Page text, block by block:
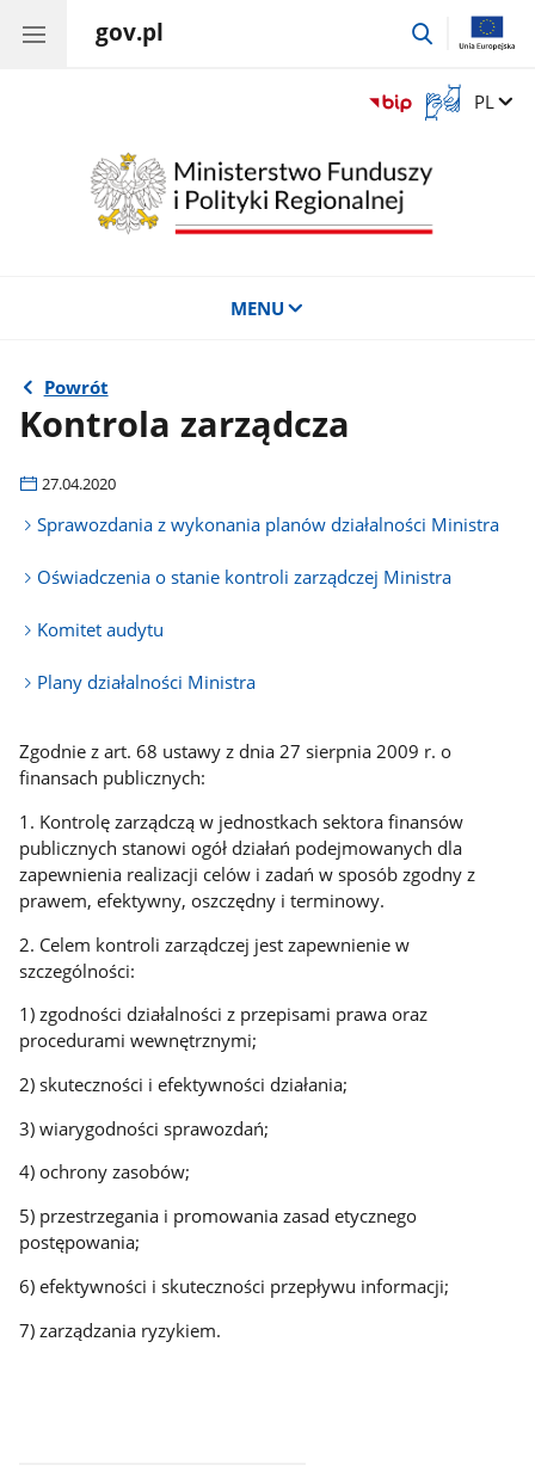
gov.pl
przejdź
Otwórz
okno
tłumaczem
migowego
Zmień
PL
MENU
Powrót
Kontrola zarządcza
27.04.2020
Sprawozdania z wykonania planów działalności Ministra
Oświadczenia o stanie kontroli zarządczej Ministra
Komitet audytu
Plany działalności Ministra
Zgodnie z art. 68 ustawy z dnia 27 sierpnia 2009 r. o
finansach publicznych:
1. Kontrolę zarządczą w jednostkach sektora finansów
publicznych stanowi ogół działań podejmowanych dla
zapewnienia realizacji celów i zadań w sposób zgodny z
prawem, efektywny, oszczędny i terminowy.
2. Celem kontroli zarządczej jest zapewnienie w
szczególności:
1) zgodności działalności z przepisami prawa oraz
procedurami wewnętrznymi;
2) skuteczności i efektywności działania;
3) wiarygodności sprawozdań;
4) ochrony zasobów;
5) przestrzegania i promowania zasad etycznego
postępowania;
6) efektywności i skuteczności przepływu informacji;
7) zarządzania ryzykiem.